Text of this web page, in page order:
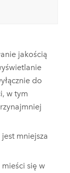
jakością
do
w tym
mniejsza
się w